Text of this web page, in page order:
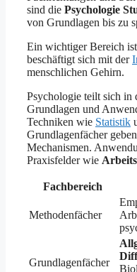
sind die Psychologie
von Grundlagen bis zu
Ein wichtiger Bereich
beschäftigt sich mit der
menschlichen Gehirn.
Psychologie teilt sich in
Grundlagen und
Techniken wie Statistik
Grundlagenfächer
Mechanismen.
Praxisfelder wie
Fachbereich
Methodenfächer
Grundlagenfächer